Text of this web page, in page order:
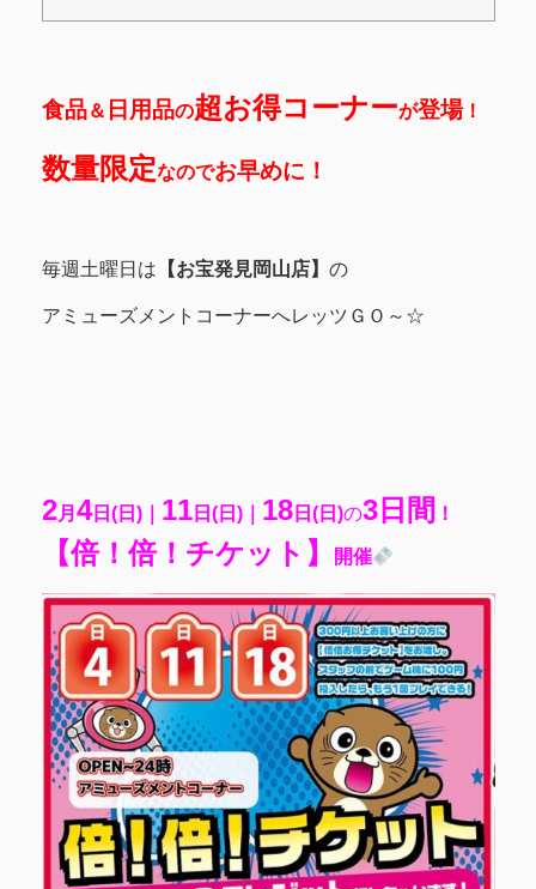
食品＆ 日用品の超お得コーナーが登場！
数量限定なのでお早めに！
毎週土曜日は 【お宝発見岡山店】 の
アミューズメントコーナーへレッツＧＯ～☆
2月 4日(日)｜ 11日(日)｜ 18日(日)の3日間 ！
【倍！倍！チケット】 開催